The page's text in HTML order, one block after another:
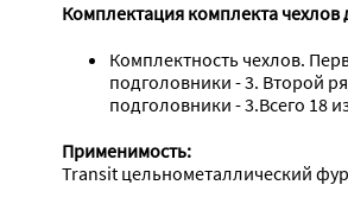
Комплектация комплекта
Комплектность чехлов.
подголовники - 3. Второй
подголовники - 3.﻿Всего 18
Применимость:
Transit цельнометаллический